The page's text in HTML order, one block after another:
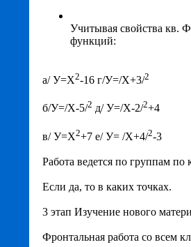
Учитывая свойства кв.
функций:
а/ У=Х2-16 г/У=/Х+3/2
б/У=/Х-5/2 д/ У=/Х-2/2+4
в/ У=Х2+7 е/ У= /Х+4/2-3
Работа ведется по группам по
Если да, то в каких точках.
3 этап Изучение нового
Фронтальная работа со всем